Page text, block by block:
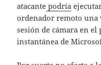
atacante podría
ordenador remoto una
sesión de cámara en
instantánea de